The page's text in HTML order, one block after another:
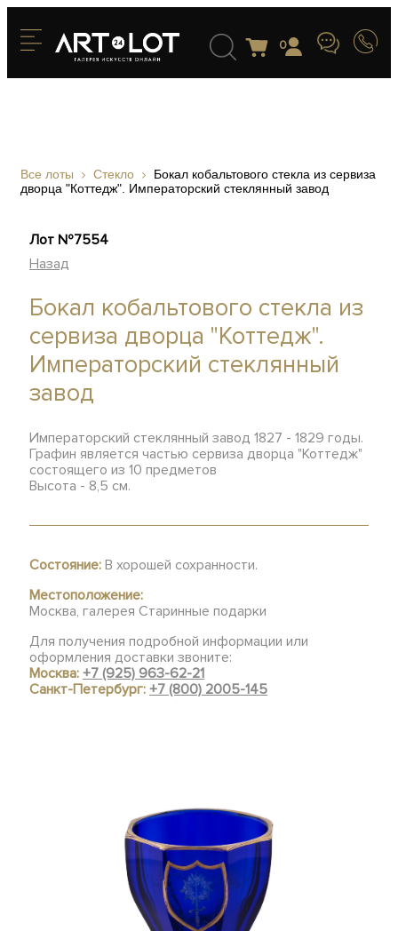
0
Все лоты Стекло
Бокал кобальтового стекла из сервиза
дворца "Коттедж". Императорский стеклянный завод
Лот №7554
Назад
Бокал кобальтового стекла из
сервиза дворца "Коттедж".
Императорский стеклянный
завод
Императорский стеклянный завод 1827 - 1829 годы.
Графин является частью сервиза дворца "Коттедж"
состоящего из 10 предметов
Высота - 8,5 см.
Состояние: В хорошей сохранности.
Местоположение:
Москва, галерея Старинные подарки
Для получения подробной информации или
оформления доставки звоните:
Москва:+7 (925) 963-62-21
Санкт-Петербург:+7 (800) 2005-145